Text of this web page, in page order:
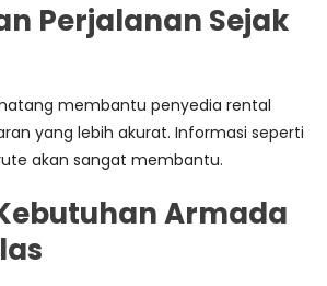
Perjalanan Sejak
membantu penyedia rental
yang lebih akurat. Informasi seperti
akan sangat membantu.
Armada